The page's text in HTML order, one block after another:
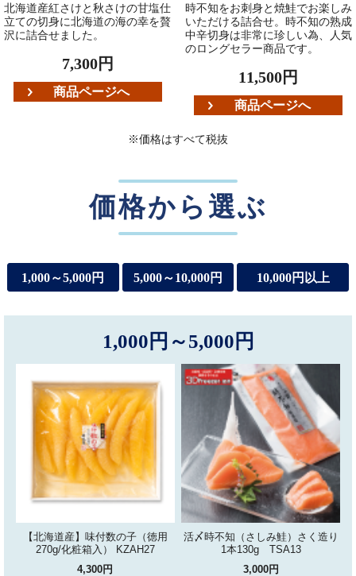
北海道産紅さけと秋さけの甘塩仕
立ての切身に北海道の海の幸を贅
沢に詰合せました。
7,300円
商品ページへ
時不知をお刺身と焼鮭でお楽しみ
いただける詰合せ。時不知の熟成
中辛切身は非常に珍しい為、人気
のロングセラー商品です。
11,500円
商品ページへ
※価格はすべて税抜
価格から選ぶ
1,000～5,000円 5,000～10,000円 10,000円以上
1,000円～5,000円
【北海道産】味付数の子（徳用
270g/化粧箱入） KZAH27
4,300円
活〆時不知（さしみ鮭）さく造り
1本130g TSA13
3,000円